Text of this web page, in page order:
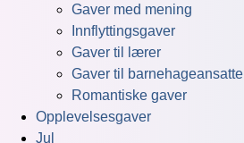
Gaver med mening
Innflyttingsgaver
Gaver til lærer
Gaver til barnehageansatte
Romantiske gaver
Opplevelsesgaver
Jul